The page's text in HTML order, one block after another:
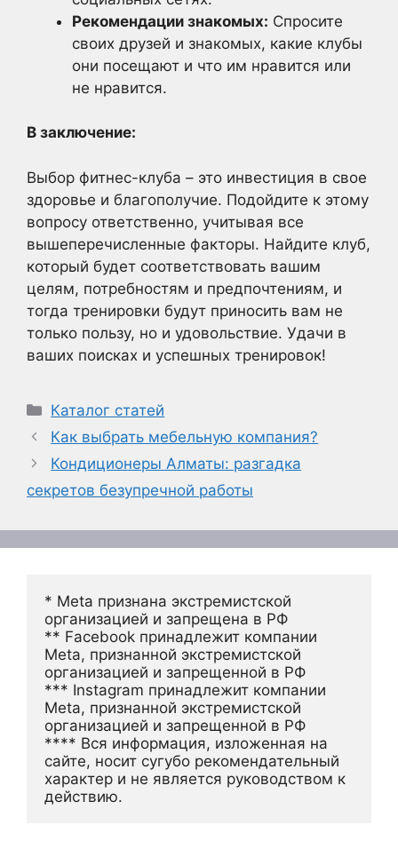
Рекомендации знакомых: Спросите
своих друзей и знакомых, какие клубы
они посещают и что им нравится или
не нравится.
В заключение:
Выбор фитнес-клуба – это инвестиция в свое
здоровье и благополучие. Подойдите к этому
вопросу ответственно, учитывая все
вышеперечисленные факторы. Найдите клуб,
который будет соответствовать вашим
целям, потребностям и предпочтениям, и
тогда тренировки будут приносить вам не
только пользу, но и удовольствие. Удачи в
ваших поисках и успешных тренировок!
Рубрики
Каталог статей
Как выбрать мебельную компания?
Кондиционеры Алматы: разгадка
секретов безупречной работы
* Meta признана экстремистской
организацией и запрещена в РФ
** Facebook принадлежит компании
Meta, признанной экстремистской
организацией и запрещенной в РФ
*** Instagram принадлежит компании
Meta, признанной экстремистской
организацией и запрещенной в РФ
**** Вся информация, изложенная на
сайте, носит сугубо рекомендательный
характер и не является руководством к
действию.